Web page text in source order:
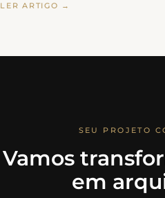
LER ARTIGO →
SEU PROJETO
Vamos
em